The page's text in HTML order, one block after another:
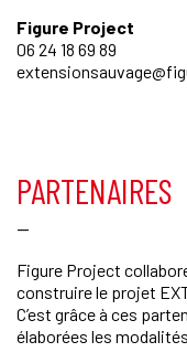
Figure Project
06 24 18 69 89
PARTENAIRES
—
Figure Project
construire le projet
C’est grâce à ces
élaborées les